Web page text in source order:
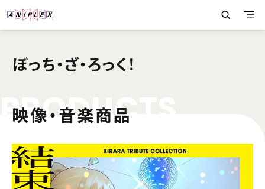
ぼっち・ざ・ろっく！
PRODUC
映像・音楽商品